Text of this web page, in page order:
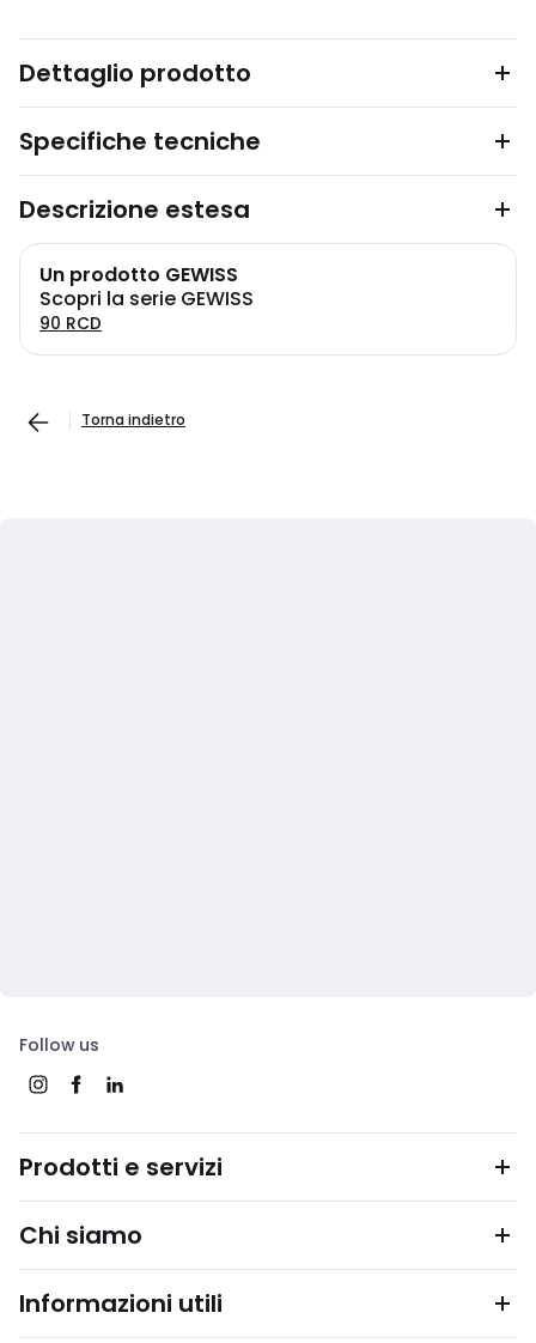
Dettaglio prodotto
Specifiche tecniche
Descrizione estesa
Un prodotto GEWISS
Scopri la serie GEWISS
90 RCD
Torna indietro
Follow us
Prodotti e servizi
Chi siamo
Informazioni utili